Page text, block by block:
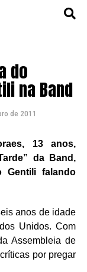
do
na Band
de 2011
13 anos,
da Band,
Gentili falando
anos de idade
Unidos. Com
Assembleia de
por pregar